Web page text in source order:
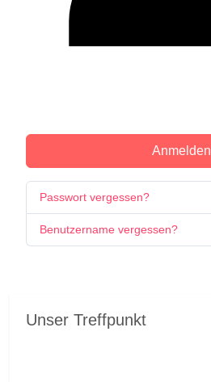
Anmelden
Passwort vergessen?
Benutzername vergessen?
Unser Treffpunkt